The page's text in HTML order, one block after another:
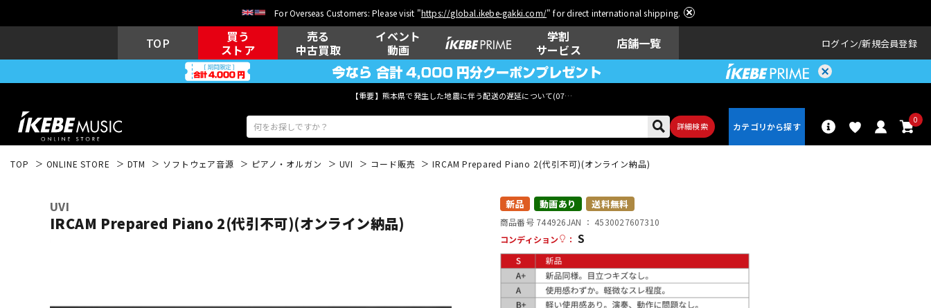
For Overseas Customers: Please visit "https://global.ikebe-gakki.com/" for direct international shipping.
TOP
買う
ストア
売る
中古買取
イベント
動画
学割
サービス
店舗一覧 ログイン 新規会員登録
【重要】熊本県で発生した地震に伴う配送の遅延について(07月29日
詳細検索
0
ウクレレ
その他楽器
TOP ONLINE STORE DTM ソフトウェア音源 ピアノ・オルガン UVI コード販売 IRCAM Prepared Piano 2(代引不可)(オンライン納品)
UVI
IRCAM Prepared Piano 2(代引不可)(オンライン納品)
新品 動画あり 送料無料
商品番号 744926JAN ： 4530027607310
コンディション
： S